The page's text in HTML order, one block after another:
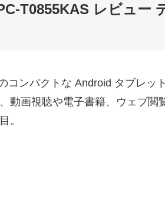
T0855KAS レビュー
コンパクトな Android タブレッ
動画視聴や電子書籍、ウェブ閲
。